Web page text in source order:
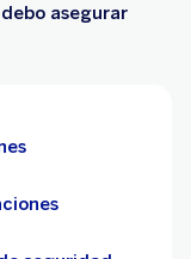
asegurar